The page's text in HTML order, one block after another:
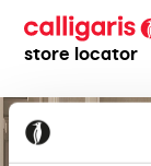
store locator